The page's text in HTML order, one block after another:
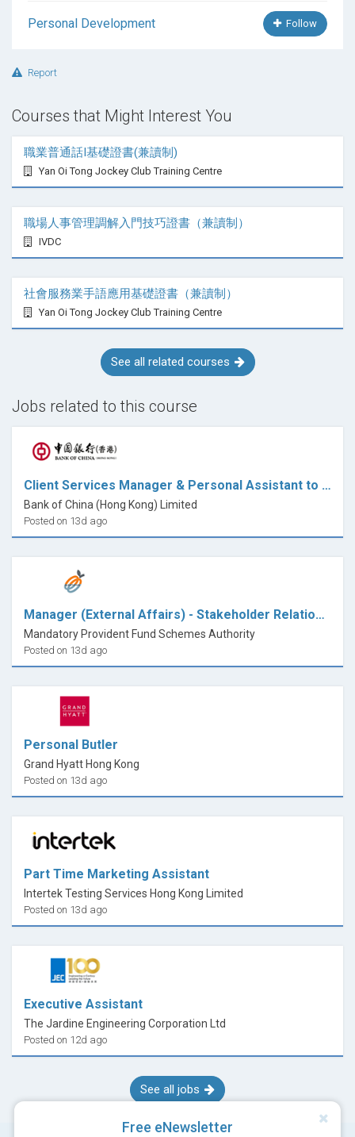
Personal Development Follow
Report
Courses that Might Interest You
職業普通話I基礎證書(兼讀制)
Yan Oi Tong Jockey Club Training Centre
職場人事管理調解入門技巧證書（兼讀制）
IVDC
社會服務業手語應用基礎證書（兼讀制）
Yan Oi Tong Jockey Club Training Centre
See all related courses
Jobs related to this course
Client Services Manager & Personal Assistant to Market Head, Private Banking
Bank of China (Hong Kong) Limited
Posted on 13d ago
Manager (External Affairs) - Stakeholder Relations Department (Ref. 66/2026)
Mandatory Provident Fund Schemes Authority
Posted on 13d ago
Personal Butler
Grand Hyatt Hong Kong
Posted on 13d ago
Part Time Marketing Assistant
Intertek Testing Services Hong Kong Limited
Posted on 13d ago
Executive Assistant
The Jardine Engineering Corporation Ltd
Posted on 12d ago
See all jobs
Free eNewsletter